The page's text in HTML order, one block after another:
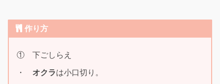
作り方
① 下ごしらえ
・ オクラは小口切り。